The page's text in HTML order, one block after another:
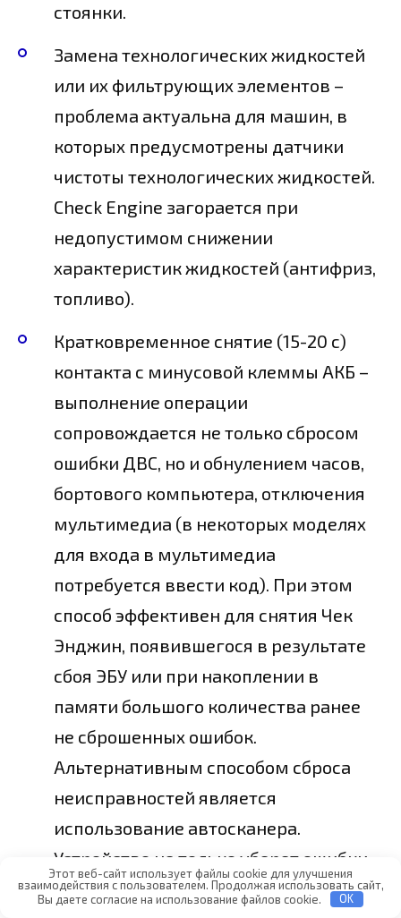
стоянки.
Замена технологических жидкостей
или их фильтрующих элементов –
проблема актуальна для машин, в
которых предусмотрены датчики
чистоты технологических жидкостей.
Check Engine загорается при
недопустимом снижении
характеристик жидкостей (антифриз,
топливо).
Кратковременное снятие (15-20 с)
контакта с минусовой клеммы АКБ –
выполнение операции
сопровождается не только сбросом
ошибки ДВС, но и обнулением часов,
бортового компьютера, отключения
мультимедиа (в некоторых моделях
для входа в мультимедиа
потребуется ввести код). При этом
способ эффективен для снятия Чек
Энджин, появившегося в результате
сбоя ЭБУ или при накоплении в
памяти большого количества ранее
не сброшенных ошибок.
Альтернативным способом сброса
неисправностей является
использование автосканера.
Устройство не только уберет ошибки,
но и выполнит расшифровку.
Этот веб-сайт использует файлы cookie для улучшения
взаимодействия с пользователем. Продолжая использовать сайт,
Вы даете согласие на использование файлов cookie.
OK